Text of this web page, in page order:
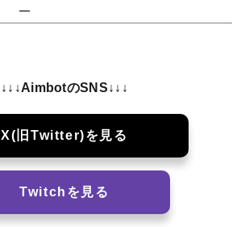
—
↓↓↓AimbotのSNS↓↓↓
X(旧Twitter)を見る
Twitchを見る